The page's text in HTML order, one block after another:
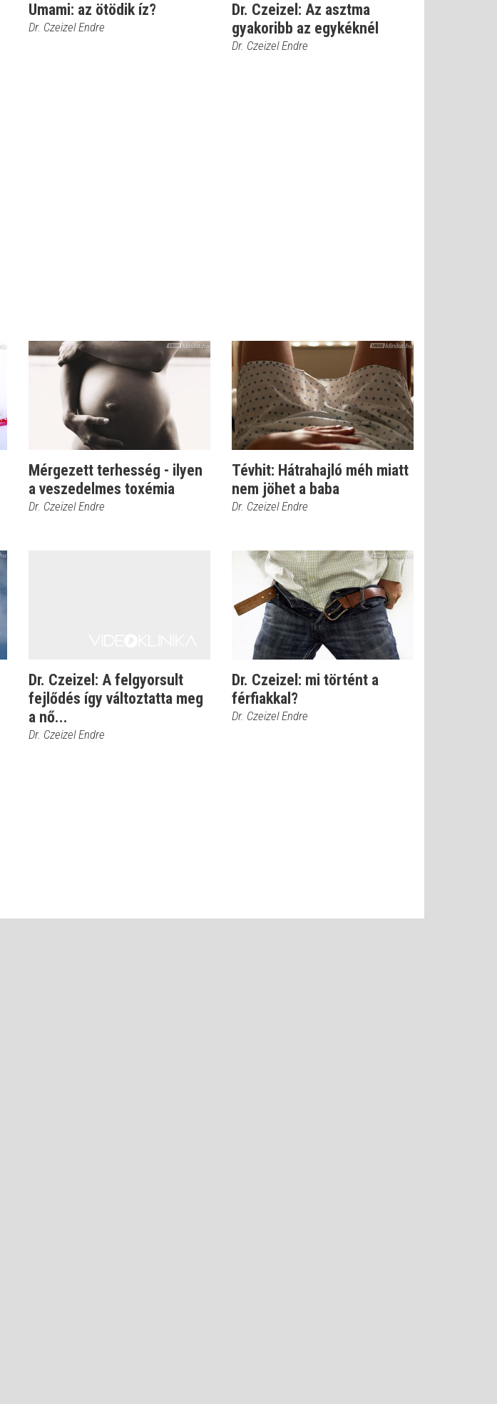
Umami: az ötödik íz?
Dr. Czeizel Endre
Dr. Czeizel: Az asztma
gyakoribb az egykéknél
Dr. Czeizel Endre
Mérgezett terhesség - ilyen
a veszedelmes toxémia
Dr. Czeizel Endre
Tévhit: Hátrahajló méh miatt
nem jöhet a baba
Dr. Czeizel Endre
Dr. Czeizel: A felgyorsult
fejlődés így változtatta meg
a nő...
Dr. Czeizel Endre
Dr. Czeizel: mi történt a
férfiakkal?
Dr. Czeizel Endre